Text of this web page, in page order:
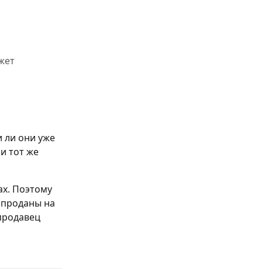
ли они уже
тот же
Поэтому
на